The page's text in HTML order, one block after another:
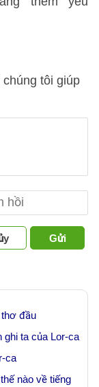
tôi giúp
Gửi
thơ đầu
ta của Lor-ca
ca
nào về tiếng